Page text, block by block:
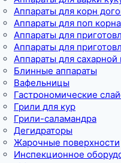
Аппараты для корн
Аппараты для поп корна
Аппараты для
Аппараты для
Аппараты для сахарной
Блинные аппараты
Вафельницы
Гастрономические
Грили для кур
Грили-саламандра
Дегидраторы
Жарочные поверхности
Инспекционное